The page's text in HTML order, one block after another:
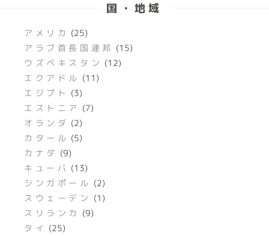
国・地域
アメリカ (25)
アラブ首長国連邦 (15)
ウズベキスタン (12)
エクアドル (11)
エジプト (3)
エストニア (7)
オランダ (2)
カタール (5)
カナダ (9)
キューバ (13)
シンガポール (2)
スウェーデン (1)
スリランカ
(9)
タイ (25)